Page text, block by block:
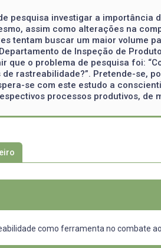
pesquisa investigar a importância
assim como alterações na
tentam buscar um maior volume
de Inspeção de
que o problema de pesquisa foi:
rastreabilidade?”. Pretende-se,
se com este estudo a
processos produtivos,
como ferramenta no combate